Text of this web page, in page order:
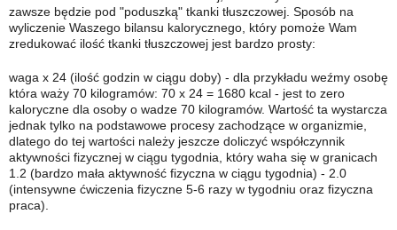
zawsze będzie pod "poduszką" tkanki tłuszczowej. Sposób na
wyliczenie Waszego bilansu kalorycznego, który pomoże Wam
zredukować ilość tkanki tłuszczowej jest bardzo prosty:
waga x 24 (ilość godzin w ciągu doby) - dla przykładu weźmy osobę
która waży 70 kilogramów: 70 x 24 = 1680 kcal - jest to zero
kaloryczne dla osoby o wadze 70 kilogramów. Wartość ta wystarcza
jednak tylko na podstawowe procesy zachodzące w organizmie,
dlatego do tej wartości należy jeszcze doliczyć współczynnik
aktywności fizycznej w ciągu tygodnia, który waha się w granicach
1.2 (bardzo mała aktywność fizyczna w ciągu tygodnia) - 2.0
(intensywne ćwiczenia fizyczne 5-6 razy w tygodniu oraz fizyczna
praca).